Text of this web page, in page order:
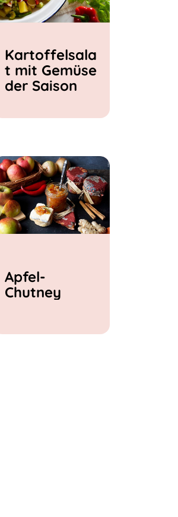
Kartoffelsala
t mit Gemüse
der Saison
Apfel-
Chutney